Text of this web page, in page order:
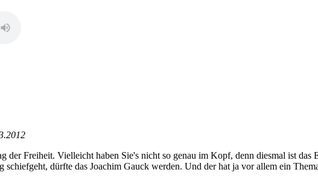
der Freiheit. Vielleicht haben Sie's nicht so genau im Kopf, denn diesmal ist
schiefgeht, dürfte das Joachim Gauck werden. Und der hat ja vor allem ein